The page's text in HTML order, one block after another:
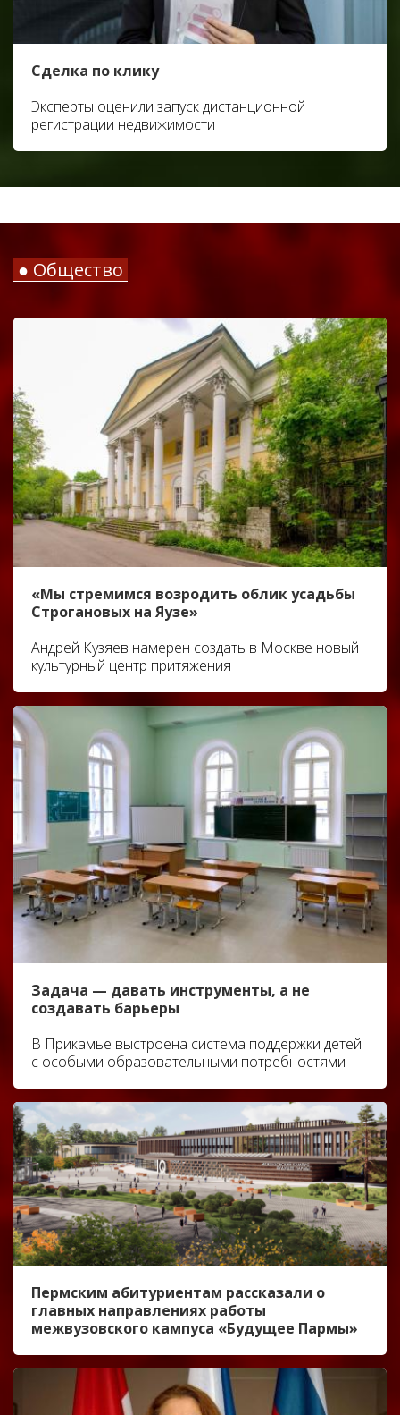
Сделка по клику
Эксперты оценили запуск дистанционной
регистрации недвижимости
● Общество
«Мы стремимся возродить облик усадьбы
Строгановых на Яузе»
Андрей Кузяев намерен создать в Москве новый
культурный центр притяжения
Задача — давать инструменты, а не
создавать барьеры
В Прикамье выстроена система поддержки детей
с особыми образовательными потребностями
Пермским абитуриентам рассказали о
главных направлениях работы
межвузовского кампуса «Будущее Пармы»